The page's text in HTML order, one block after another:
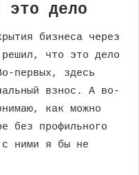
это дело
бизнеса через
что это дело
первых, здесь
взнос. А во-
как можно
без профильного
с ними я бы не